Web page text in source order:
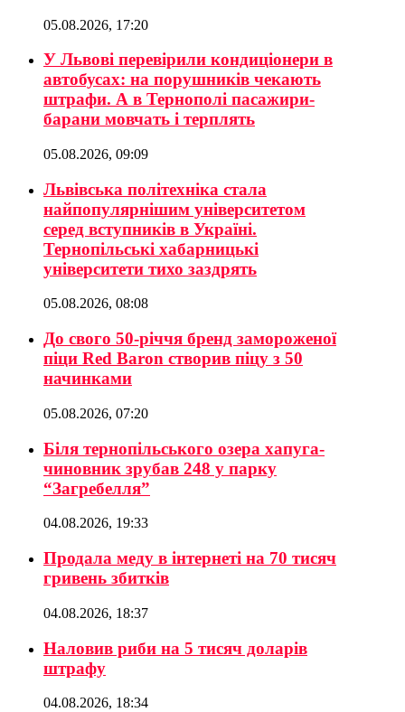
05.08.2026, 17:20
У Львові перевірили кондиціонери в
автобусах: на порушників чекають
штрафи. А в Тернополі пасажири-
барани мовчать і терплять
05.08.2026, 09:09
Львівська політехніка стала
найпопулярнішим університетом
серед вступників в Україні.
Тернопільські хабарницькі
університети тихо заздрять
05.08.2026, 08:08
До свого 50-річчя бренд замороженої
піци Red Baron створив піцу з 50
начинками
05.08.2026, 07:20
Біля тернопільського озера хапуга-
чиновник зрубав 248 у парку
“Загребелля”
04.08.2026, 19:33
Продала меду в інтернеті на 70 тисяч
гривень збитків
04.08.2026, 18:37
Наловив риби на 5 тисяч доларів
штрафу
04.08.2026, 18:34